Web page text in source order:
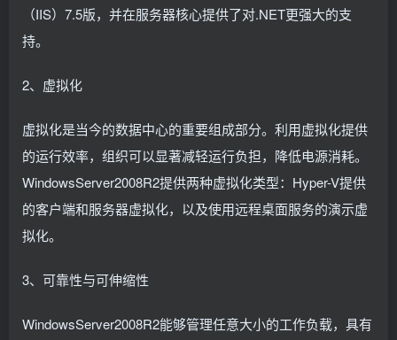
（IIS）7.5版，并在服务器核心提供了对.NET更强大的支
持。
2、虚拟化
虚拟化是当今的数据中心的重要组成部分。利用虚拟化提供
的运行效率，组织可以显著减轻运行负担，降低电源消耗。
WindowsServer2008R2提供两种虚拟化类型：Hyper-V提供
的客户端和服务器虚拟化，以及使用远程桌面服务的演示虚
拟化。
3、可靠性与可伸缩性
WindowsServer2008R2能够管理任意大小的工作负载，具有